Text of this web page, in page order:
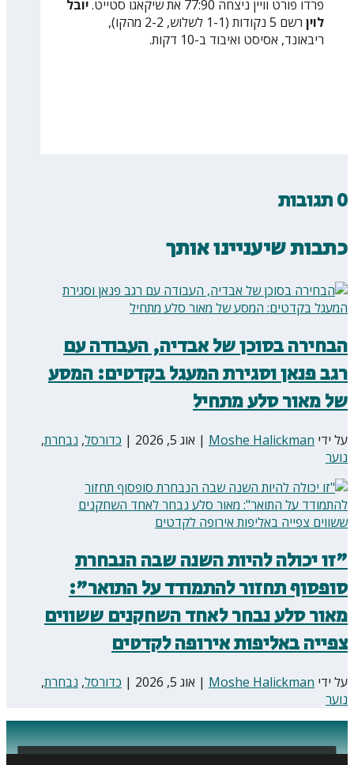
פרדו פורט וויין ניצחה 77:90 את שיקאגו סטייט.
יובל
לוין
רשם 5 נקודות (1-1 לשלוש, 2-2 מהקו),
ריבאונד, אסיסט ואיבוד ב-10 דקות.
0 תגובות
כתבות שיעניינו אותך
הבחירה בסוכן של אבדיה, העבודה עם
רגב פנאן וסגירת המעגל בקדטים: המסע
של מאור סלע מתחיל
על ידי Moshe Halickman
| אוג 5, 2026 | כדורסל, נבחרת,
נוער
"זו יכולה להיות השנה שבה הנבחרת
סופסוף תחזור להתמודד על התואר":
מאור סלע נבחר לאחד השחקנים ששווים
צפייה באליפות אירופה לקדטים
על ידי Moshe Halickman
| אוג 5, 2026 | כדורסל, נבחרת,
נוער